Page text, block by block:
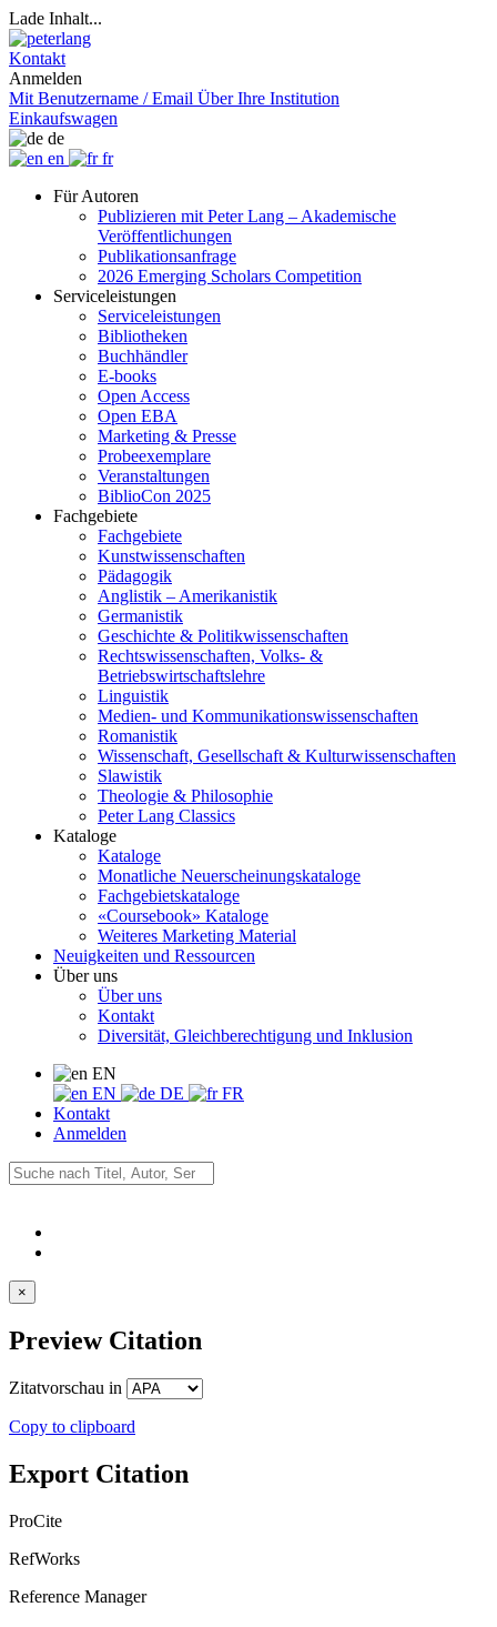
Lade Inhalt...
Kontakt
Anmelden
Mit Benutzername / Email Über Ihre Institution
Einkaufswagen
de
en
fr
Für Autoren
Publizieren mit Peter Lang – Akademische
Veröffentlichungen
Publikationsanfrage
2026 Emerging Scholars Competition
Serviceleistungen
Serviceleistungen
Bibliotheken
Buchhändler
E-books
Open Access
Open EBA
Marketing & Presse
Probeexemplare
Veranstaltungen
BiblioCon 2025
Fachgebiete
Fachgebiete
Kunstwissenschaften
Pädagogik
Anglistik – Amerikanistik
Germanistik
Geschichte & Politikwissenschaften
Rechtswissenschaften, Volks- &
Betriebswirtschaftslehre
Linguistik
Medien- und Kommunikationswissenschaften
Romanistik
Wissenschaft, Gesellschaft & Kulturwissenschaften
Slawistik
Theologie & Philosophie
Peter Lang Classics
Kataloge
Kataloge
Monatliche Neuerscheinungskataloge
Fachgebietskataloge
«Coursebook» Kataloge
Weiteres Marketing Material
Neuigkeiten und Ressourcen
Über uns
Über uns
Kontakt
Diversität, Gleichberechtigung und Inklusion
EN
EN
DE
FR
Kontakt
Anmelden
Export Citation